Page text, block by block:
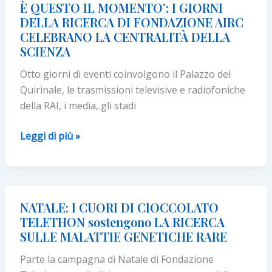
È QUESTO IL MOMENTO’: I GIORNI
DELLA RICERCA DI FONDAZIONE AIRC
CELEBRANO LA CENTRALITÀ DELLA
SCIENZA
Otto giorni di eventi coinvolgono il Palazzo del
Quirinale, le trasmissioni televisive e radiofoniche
della RAI, i media, gli stadi
È
GIORNI
DELLA
RICERCA
DI
Leggi di più »
NATALE: I CUORI DI CIOCCOLATO
TELETHON sostengono LA RICERCA
SULLE MALATTIE GENETICHE RARE
Parte la campagna di Natale di Fondazione